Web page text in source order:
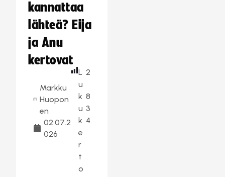
kannattaa
lähteä? Eija
ja Anu
kertovat
Markku
Huopon
en
02.07.2
026
L
u
k
u
k
e
r
t
o
2
8
3
4